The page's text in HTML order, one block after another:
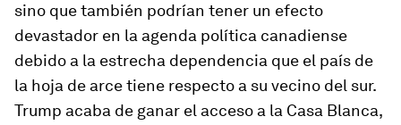
sino que también podrían tener un efecto
devastador en la agenda política canadiense
debido a la estrecha dependencia que el país de
la hoja de arcetiene respecto a su vecino del sur.
Trump acaba de ganar el acceso a la Casa Blanca,